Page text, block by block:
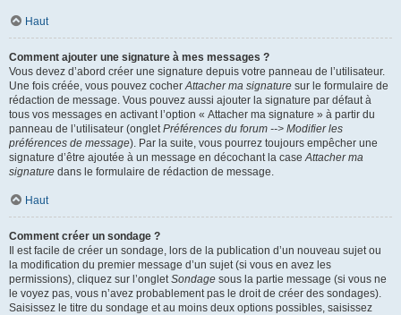
Haut
Comment ajouter une signature à mes messages ?
Vous devez d’abord créer une signature depuis votre panneau de l’utilisateur.
Une fois créée, vous pouvez cocherAttacher ma signature sur le formulaire de
rédaction de message. Vous pouvez aussi ajouter la signature par défaut à
tous vos messages en activant l’option « Attacher ma signature » à partir du
panneau de l’utilisateur (ongletPréférences du forum --> Modifier les
préférences de message). Par la suite, vous pourrez toujours empêcher une
signature d’être ajoutée à un message en décochant la caseAttacher ma
signature dans le formulaire de rédaction de message.
Haut
Comment créer un sondage ?
Il est facile de créer un sondage, lors de la publication d’un nouveau sujet ou
la modification du premier message d’un sujet (si vous en avez les
permissions), cliquez sur l’ongletSondage sous la partie message (si vous ne
le voyez pas, vous n’avez probablement pas le droit de créer des sondages).
Saisissez le titre du sondage et au moins deux options possibles, saisissez